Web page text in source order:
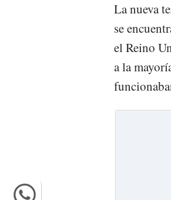
La nueva
se
el Reino
a la